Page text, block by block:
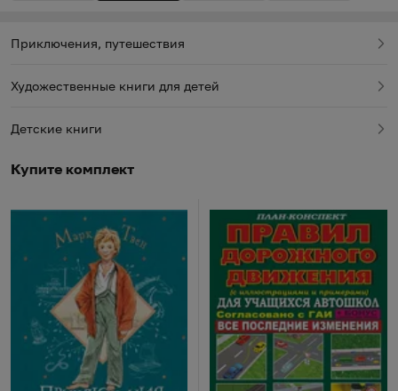
Приключения, путешествия
Художественные книги для детей
Детские книги
Купите комплект